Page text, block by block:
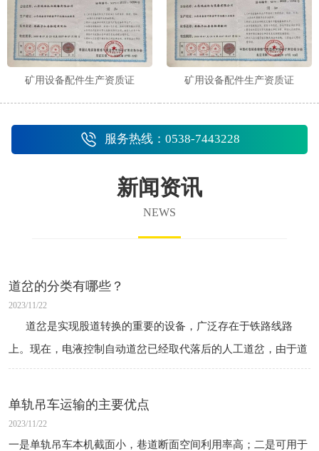
矿用设备配件生产资质证 矿用设备配件生产资质证
服务热线：0538-7443228
新闻资讯
NEWS
道岔的分类有哪些？
2023/11/22
道岔是实现股道转换的重要的设备，广泛存在于铁路线路
上。现在，电液控制自动道岔已经取代落后的人工道岔，由于道
岔区的接头数量多、曲线复杂，往往是行车安全事故的高发
单轨吊车运输的主要优点
2023/11/22
一是单轨吊车本机截面小，巷道断面空间利用率高；二是可用于